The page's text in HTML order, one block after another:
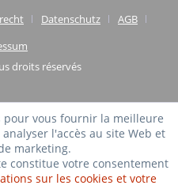
Datenschutz
AGB
droits réservés
pour vous fournir la meilleure
l'accès au site Web et
marketing.
constitue votre consentement
sur les cookies et votre